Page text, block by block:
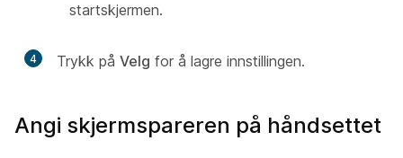
startskjermen.
4 Trykk på Velg for å lagre innstillingen.
Angi skjermspareren på håndsettet